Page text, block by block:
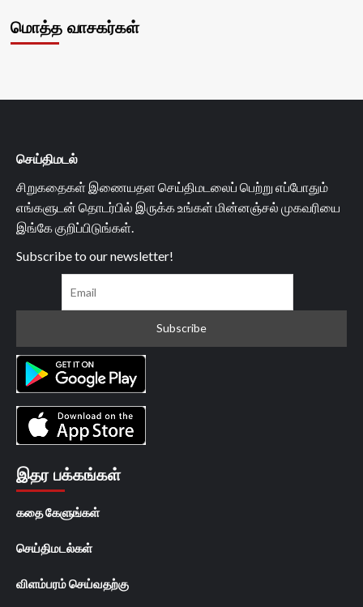
மொத்த வாசகர்கள்
செய்திமடல்
சிறுகதைகள் இணையதள செய்திமடலைப் பெற்று எப்போதும்
எங்களுடன் தொடர்பில் இருக்க உங்கள் மின்னஞ்சல் முகவரியை
இங்கே குறிப்பிடுங்கள்.
Subscribe to our newsletter!
இதர பக்கங்கள்
கதை கேளுங்கள்
செய்திமடல்கள்
விளம்பரம் செய்வதற்கு